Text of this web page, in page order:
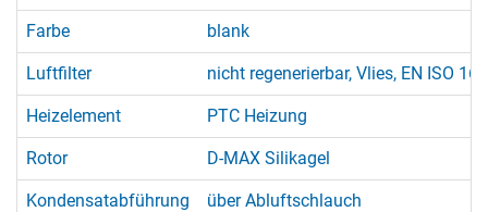
Farbe blank
Luftfilter nicht regenerierbar, Vlies, EN ISO
Heizelement PTC Heizung
Rotor D-MAX Silikagel
Kondensatabführung über Abluftschlauch